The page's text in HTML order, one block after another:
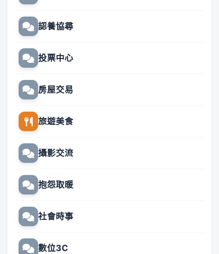
認養協尋
投票中心
房屋交易
旅遊美食
攝影交流
抱怨取暖
社會時事
數位3C